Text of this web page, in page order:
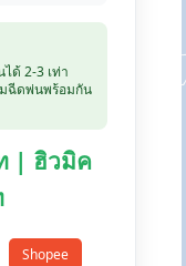
ด้ 2-3 เท่า
มฉีดพ่นพร้อมกัน
| ฮิวมิค
Shopee